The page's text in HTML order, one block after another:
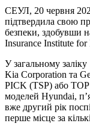
СЕУЛ, 20 червня
підтвердила свою
безпеки, здобувши
Insurance Institute
У загальному
Kia Corporation та
PICK (TSP) або
моделей Hyundai,
вже другий рік
перше місце за